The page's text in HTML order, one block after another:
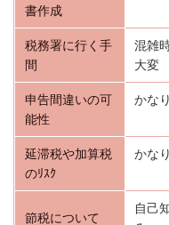
書作成
税務署に行く手
間
混雑
大変
申告間違いの可
能性
かな
延滞税や加算税
のﾘｽｸ
かな
節税について
自己